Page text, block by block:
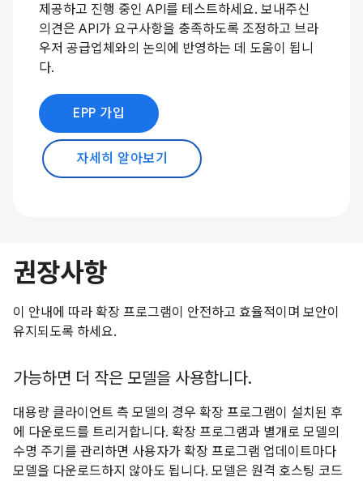
제공하고 진행 중인 API를 테스트하세요. 보내주신
의견은 API가 요구사항을 충족하도록 조정하고 브라
우저 공급업체와의 논의에 반영하는 데 도움이 됩니
다.
EPP 가입
자세히 알아보기
권장사항
이 안내에 따라 확장 프로그램이 안전하고 효율적이며 보안이
유지되도록 하세요.
가능하면 더 작은 모델을 사용합니다.
대용량 클라이언트 측 모델의 경우 확장 프로그램이 설치된 후
에 다운로드를 트리거합니다. 확장 프로그램과 별개로 모델의
수명 주기를 관리하면 사용자가 확장 프로그램 업데이트마다
모델을 다운로드하지 않아도 됩니다. 모델은 원격 호스팅 코드